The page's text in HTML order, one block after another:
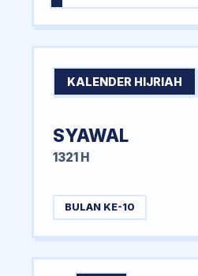
KALENDER HIJRIAH
SYAWAL
1321 H
BULAN KE-10